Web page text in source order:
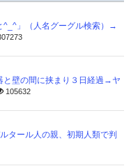
^_^」（人名グーグル検索）→
と壁の間に挟まり３日経過→ヤ
105632
タール人の親、初期人類で判